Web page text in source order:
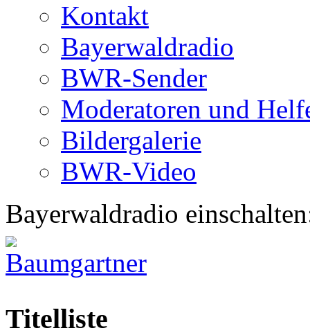
Kontakt
Bayerwaldradio
BWR-Sender
Moderatoren und
Bildergalerie
BWR-Video
Bayerwaldradio
Titelliste